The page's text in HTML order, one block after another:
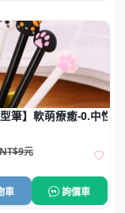
筆】軟萌療癒-0.中性筆
元
車 詢價車